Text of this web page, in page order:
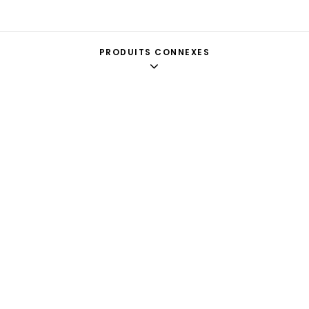
PRODUITS CONNEXES